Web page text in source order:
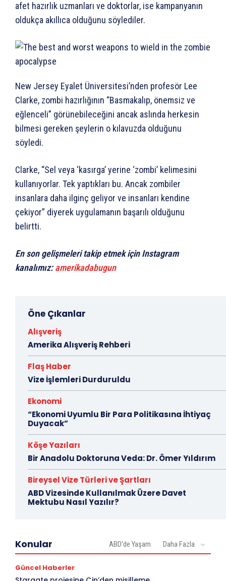
afet hazırlık uzmanları ve doktorlar, ise kampanyanın
oldukça akıllıca olduğunu söylediler.
New Jersey Eyalet Üniversitesi’nden profesör Lee
Clarke, zombi hazırlığının “Basmakalıp, önemsiz ve
eğlenceli” görünebileceğini ancak aslında herkesin
bilmesi gereken şeylerin o kılavuzda olduğunu
söyledi.
Clarke, “Sel veya ‘kasırga’ yerine ‘zombi’ kelimesini
kullanıyorlar. Tek yaptıkları bu. Ancak zombiler
insanlara daha ilginç geliyor ve insanları kendine
çekiyor” diyerek uygulamanın başarılı olduğunu
belirtti.
En son gelişmeleri takip etmek için Instagram
kanalımız:amerikadabugun
Öne Çıkanlar
Alışveriş
Amerika Alışveriş Rehberi
Flaş Haber
Vize İşlemleri Durduruldu
Ekonomi
“Ekonomi Uyumlu Bir Para Politikasına İhtiyaç
Duyacak”
Köşe Yazıları
Bir Anadolu Doktoruna Veda: Dr. Ömer Yıldırım
Bireysel Vize Türleri ve Şartları
ABD Vizesinde Kullanılmak Üzere Davet
Mektubu Nasıl Yazılır?
Konular ABD'de Yaşam Daha Fazla
Güncel Haberler